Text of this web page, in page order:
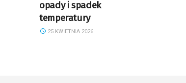
opady i spadek
temperatury
25 KWIETNIA 2026